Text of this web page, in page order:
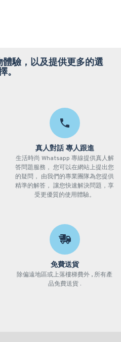
驗，以及提供更多的選
。
真人對話 專人跟進
生活時尚 Whatsapp 專線提供真人解
答問題服務， 您可以在網站上提出您
的疑問， 由我們的專業團隊為您提供
精準的解答， 讓您快速解決問題，享
受更優質的使用體驗。
免費送貨
除偏遠地區或上落樓梯費外 , 所有產
品免費送貨 .